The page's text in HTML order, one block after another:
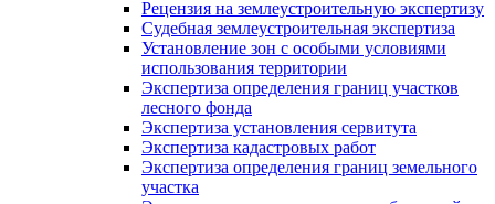
Рецензия на землеустроительную экспертизу
Судебная землеустроительная экспертиза
Установление зон с особыми условиями
использования территории
Экспертиза определения границ участков
лесного фонда
Экспертиза установления сервитута
Экспертиза кадастровых работ
Экспертиза определения границ земельного
участка